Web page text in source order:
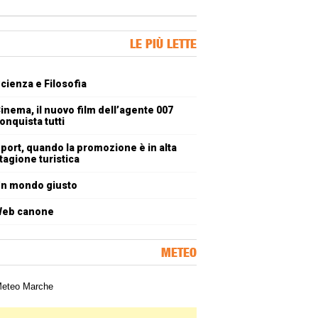
LE PIÙ LETTE
e Filosofia
il nuovo film dell’agente 007
tutti
quando la promozione è in alta
turistica
mondo giusto
canone
METEO
meteorologica delle Marche